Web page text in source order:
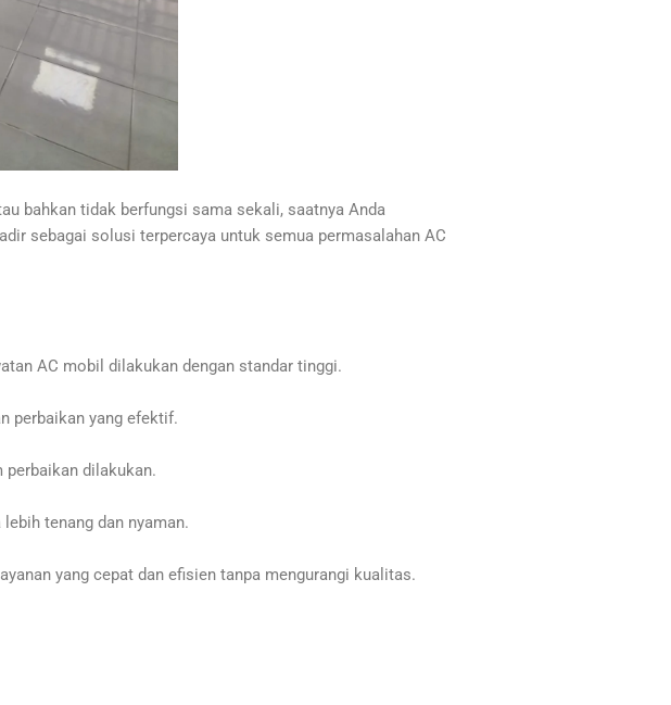
bahkan tidak berfungsi sama sekali, saatnya Anda
sebagai solusi terpercaya untuk semua permasalahan AC
AC mobil dilakukan dengan standar tinggi.
perbaikan yang efektif.
dilakukan.
tenang dan nyaman.
yang cepat dan efisien tanpa mengurangi kualitas.